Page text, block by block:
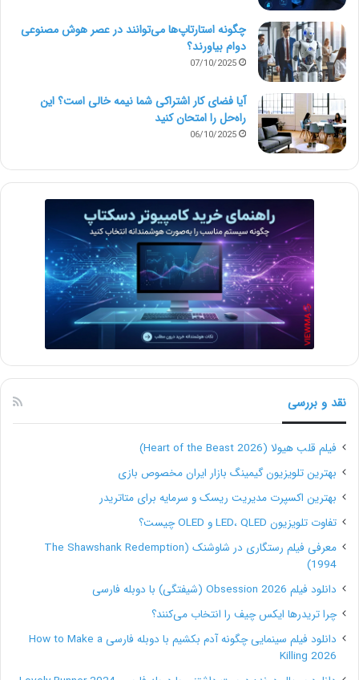
چگونه استارتاپ‌ها می‌توانند در عصر هوش مصنوعی
دوام بیاورند؟
07/10/2025
آیا فضای کار اشتراکی شما نیمه‌ خالی است؟ این
راه‌حل را امتحان کنید
06/10/2025
نقد و بررسی
فیلم قلب هیولا (Heart of the Beast 2026)
بهترین تلویزیون گیمینگ بازار ایران مخصوص بازی
بهترین اکسپرت مدیریت ریسک و سرمایه برای متاتریدر
تفاوت تلویزیون LED، QLED و OLED چیست؟
معرفی فیلم رستگاری در شاوشنک (The Shawshank Redemption
1994)
دانلود فیلم Obsession 2026 (شیفتگی) با دوبله فارسی
چرا تریدرها ایکس چیف را انتخاب می‌کنند؟
دانلود فیلم سینمایی چگونه آدم بکشیم با دوبله فارسی How to Make a
Killing 2026